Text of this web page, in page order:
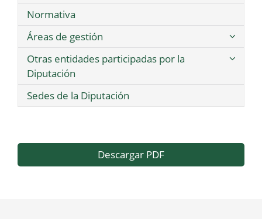
Normativa
Áreas de gestión
Otras entidades participadas por la
Diputación
Sedes de la Diputación
Descargar PDF